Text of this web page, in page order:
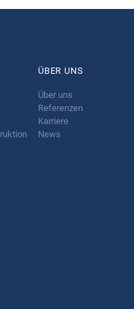
ÜBER UNS
Über uns
Referenzen
Karriere
News